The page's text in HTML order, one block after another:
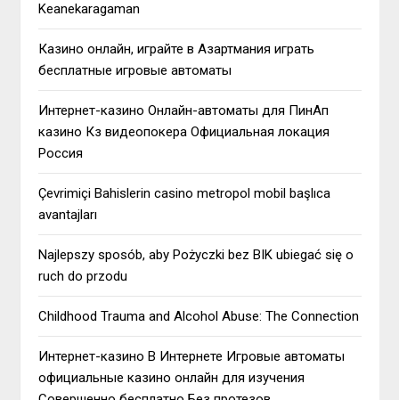
Keanekaragaman
Казино онлайн, играйте в Азартмания играть
бесплатные игровые автоматы
Интернет-казино Онлайн-автоматы для ПинАп
казино Кз видеопокера Официальная локация
Россия
Çevrimiçi Bahislerin casino metropol mobil başlıca
avantajları
Najlepszy sposób, aby Pożyczki bez BIK ubiegać się o
ruch do przodu
Childhood Trauma and Alcohol Abuse: The Connection
Интернет-казино В Интернете Игровые автоматы
официальные казино онлайн для изучения